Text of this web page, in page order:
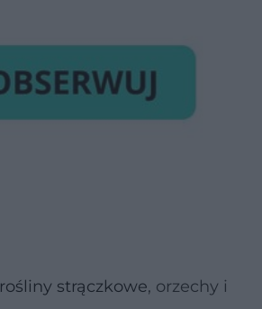
rośliny strączkowe, orzechy i